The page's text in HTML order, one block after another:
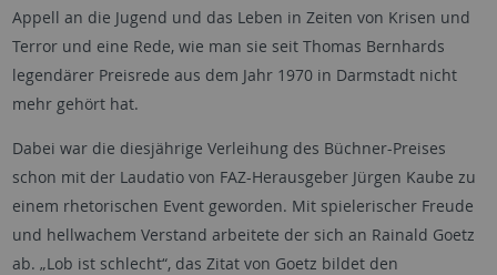
Appell an die Jugend und das Leben in Zeiten von Krisen und
Terror und eine Rede, wie man sie seit Thomas Bernhards
legendärer Preisrede aus dem Jahr 1970 in Darmstadt nicht
mehr gehört hat.
Dabei war die diesjährige Verleihung des Büchner-Preises
schon mit der Laudatio von FAZ-Herausgeber Jürgen Kaube zu
einem rhetorischen Event geworden. Mit spielerischer Freude
und hellwachem Verstand arbeitete der sich an Rainald Goetz
ab. „Lob ist schlecht“, das Zitat von Goetz bildet den